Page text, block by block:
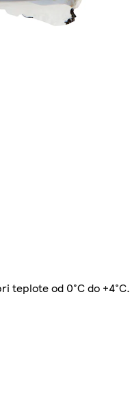
teplote od 0°C do +4°C.